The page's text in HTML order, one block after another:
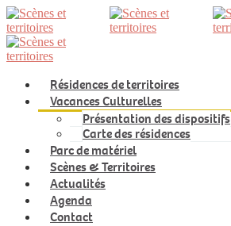
Résidences de territoires
Vacances Culturelles
Présentation des dispositifs
Carte des résidences
Parc de matériel
Scènes & Territoires
Actualités
Agenda
Contact